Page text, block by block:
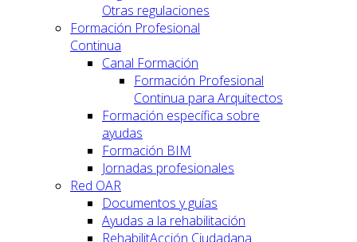
Otras regulaciones
Formación Profesional
Continua
Canal Formación
Formación Profesional
Continua para Arquitectos
Formación específica sobre
ayudas
Formación BIM
Jornadas profesionales
Red OAR
Documentos y guías
Ayudas a la rehabilitación
RehabilitAcción Ciudadana